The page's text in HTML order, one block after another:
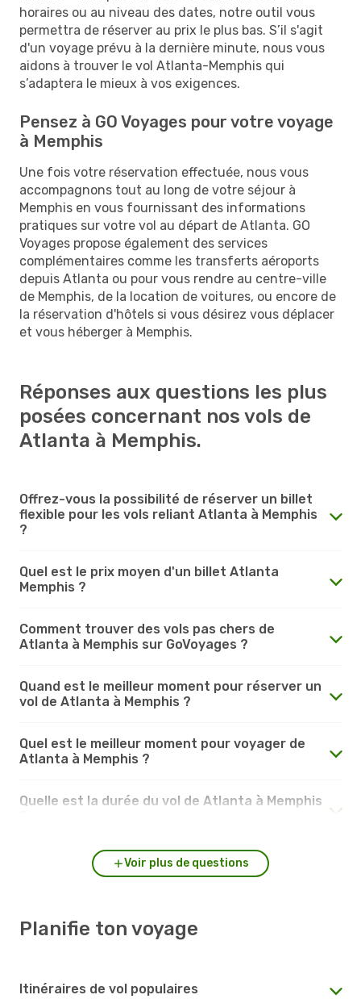
horaires ou au niveau des dates, notre outil vous
permettra de réserver au prix le plus bas. S’il s'agit
d'un voyage prévu à la dernière minute, nous vous
aidons à trouver le vol Atlanta-Memphis qui
s’adaptera le mieux à vos exigences.
Pensez à GO Voyages pour votre voyage
à Memphis
Une fois votre réservation effectuée, nous vous
accompagnons tout au long de votre séjour à
Memphis en vous fournissant des informations
pratiques sur votre vol au départ de Atlanta. GO
Voyages propose également des services
complémentaires comme les transferts aéroports
depuis Atlanta ou pour vous rendre au centre-ville
de Memphis, de la location de voitures, ou encore de
la réservation d'hôtels si vous désirez vous déplacer
et vous héberger à Memphis.
Réponses aux questions les plus
posées concernant nos vols de
Atlanta à Memphis.
Offrez-vous la possibilité de réserver un billet
flexible pour les vols reliant Atlanta à Memphis
?
Quel est le prix moyen d'un billet Atlanta
Memphis ?
Comment trouver des vols pas chers de
Atlanta à Memphis sur GoVoyages ?
Quand est le meilleur moment pour réserver un
vol de Atlanta à Memphis ?
Quel est le meilleur moment pour voyager de
Atlanta à Memphis ?
Quelle est la durée du vol de Atlanta à Memphis
Voir plus de questions
Planifie ton voyage
Itinéraires de vol populaires